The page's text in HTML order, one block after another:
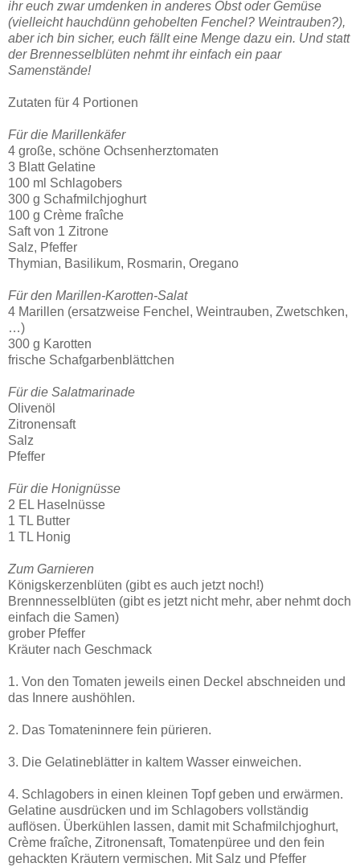
ihr euch zwar umdenken in anderes Obst oder Gemüse
(vielleicht hauchdünn gehobelten Fenchel? Weintrauben?),
aber ich bin sicher, euch fällt eine Menge dazu ein. Und statt
der Brennesselblüten nehmt ihr einfach ein paar
Samenstände!
Zutaten für 4 Portionen
Für die Marillenkäfer
4 große, schöne Ochsenherztomaten
3 Blatt Gelatine
100 ml Schlagobers
300 g Schafmilchjoghurt
100 g Crème fraîche
Saft von 1 Zitrone
Salz, Pfeffer
Thymian, Basilikum, Rosmarin, Oregano
Für den Marillen-Karotten-Salat
4 Marillen (ersatzweise Fenchel, Weintrauben, Zwetschken,
…)
300 g Karotten
frische Schafgarbenblättchen
Für die Salatmarinade
Olivenöl
Zitronensaft
Salz
Pfeffer
Für die Honignüsse
2 EL Haselnüsse
1 TL Butter
1 TL Honig
Zum Garnieren
Königskerzenblüten (gibt es auch jetzt noch!)
Brennnesselblüten (gibt es jetzt nicht mehr, aber nehmt doch
einfach die Samen)
grober Pfeffer
Kräuter nach Geschmack
1. Von den Tomaten jeweils einen Deckel abschneiden und
das Innere aushöhlen.
2. Das Tomateninnere fein pürieren.
3. Die Gelatineblätter in kaltem Wasser einweichen.
4. Schlagobers in einen kleinen Topf geben und erwärmen.
Gelatine ausdrücken und im Schlagobers vollständig
auflösen. Überkühlen lassen, damit mit Schafmilchjoghurt,
Crème fraîche, Zitronensaft, Tomatenpüree und den fein
gehackten Kräutern vermischen. Mit Salz und Pfeffer